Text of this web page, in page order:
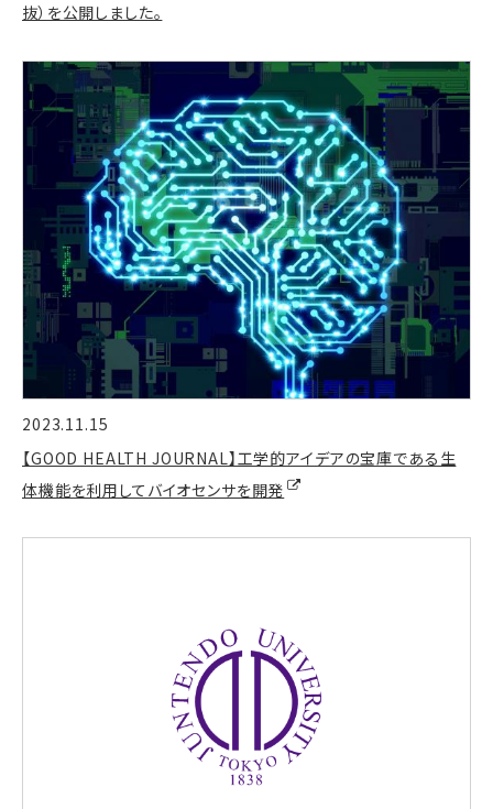
抜）を公開しました。
2023.11.15
【GOOD HEALTH JOURNAL】工学的アイデアの宝庫である生
体機能を利用してバイオセンサを開発